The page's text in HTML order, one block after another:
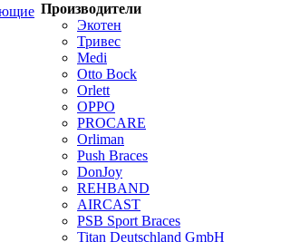
Производители
Экотен
Тривес
Medi
Otto Bock
Orlett
OPPO
PROCARE
Orliman
Push Braces
DonJoy
REHBAND
AIRCAST
PSB Sport Braces
Titan Deutschland GmbH